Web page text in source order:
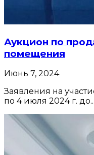
Аукцион по
помещения
Июнь 7, 2024
Заявления на
по 4 июля 2024 г. до...